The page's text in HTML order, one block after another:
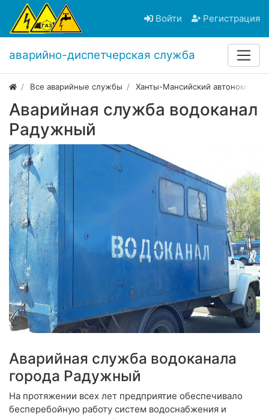
Войти Регистрация
аварийно-диспетчерская служба
Все аварийные службы Ханты-Мансийский автономный
Аварийная служба водоканал
Радужный
Аварийная служба водоканала
города Радужный
На протяжении всех лет предприятие обеспечивало
бесперебойную работу систем водоснабжения и